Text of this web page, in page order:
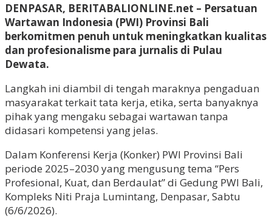
DENPASAR, BERITABALIONLINE.net – Persatuan
Wartawan Indonesia (PWI) Provinsi Bali
berkomitmen penuh untuk meningkatkan kualitas
dan profesionalisme para jurnalis di Pulau
Dewata.
Langkah ini diambil di tengah maraknya pengaduan
masyarakat terkait tata kerja, etika, serta banyaknya
pihak yang mengaku sebagai wartawan tanpa
didasari kompetensi yang jelas.
Dalam Konferensi Kerja (Konker) PWI Provinsi Bali
periode 2025–2030 yang mengusung tema “Pers
Profesional, Kuat, dan Berdaulat” di Gedung PWI Bali,
Kompleks Niti Praja Lumintang, Denpasar, Sabtu
(6/6/2026).